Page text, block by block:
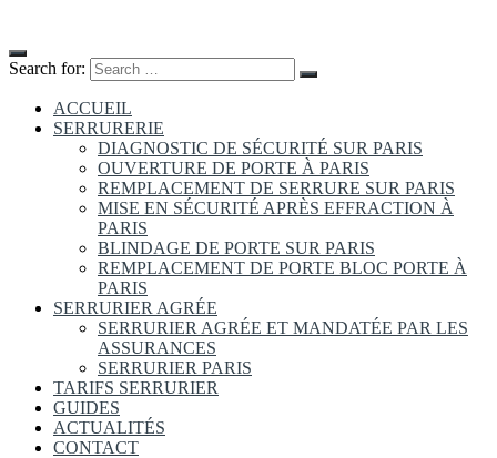
Search for:
ACCUEIL
SERRURERIE
DIAGNOSTIC DE SÉCURITÉ SUR PARIS
OUVERTURE DE PORTE À PARIS
REMPLACEMENT DE SERRURE SUR PARIS
MISE EN SÉCURITÉ APRÈS EFFRACTION À
PARIS
BLINDAGE DE PORTE SUR PARIS
REMPLACEMENT DE PORTE BLOC PORTE À
PARIS
SERRURIER AGRÉE
SERRURIER AGRÉE ET MANDATÉE PAR LES
ASSURANCES
SERRURIER PARIS
TARIFS SERRURIER
GUIDES
ACTUALITÉS
CONTACT